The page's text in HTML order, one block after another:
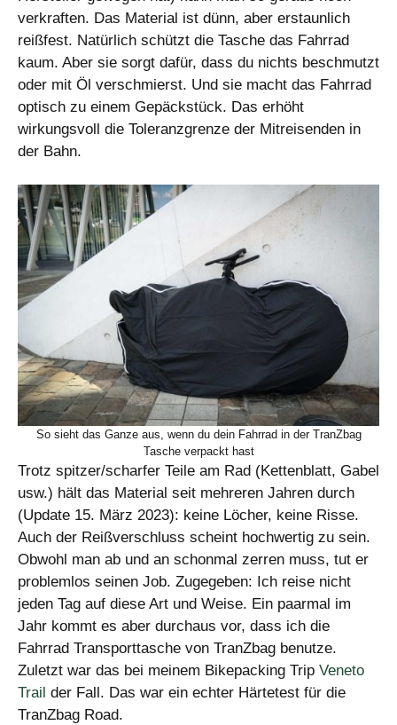
verkraften. Das Material ist dünn, aber erstaunlich
reißfest. Natürlich schützt die Tasche das Fahrrad
kaum. Aber sie sorgt dafür, dass du nichts beschmutzt
oder mit Öl verschmierst. Und sie macht das Fahrrad
optisch zu einem Gepäckstück. Das erhöht
wirkungsvoll die Toleranzgrenze der Mitreisenden in
der Bahn.
So sieht das Ganze aus, wenn du dein Fahrrad in der TranZbag
Tasche verpackt hast
Trotz spitzer/scharfer Teile am Rad (Kettenblatt, Gabel
usw.) hält das Material seit mehreren Jahren durch
(Update 15. März 2023): keine Löcher, keine Risse.
Auch der Reißverschluss scheint hochwertig zu sein.
Obwohl man ab und an schonmal zerren muss, tut er
problemlos seinen Job. Zugegeben: Ich reise nicht
jeden Tag auf diese Art und Weise. Ein paarmal im
Jahr kommt es aber durchaus vor, dass ich die
Fahrrad Transporttasche von TranZbag benutze.
Zuletzt war das bei meinem Bikepacking Trip Veneto
Trail der Fall. Das war ein echter Härtetest für die
TranZbag Road.